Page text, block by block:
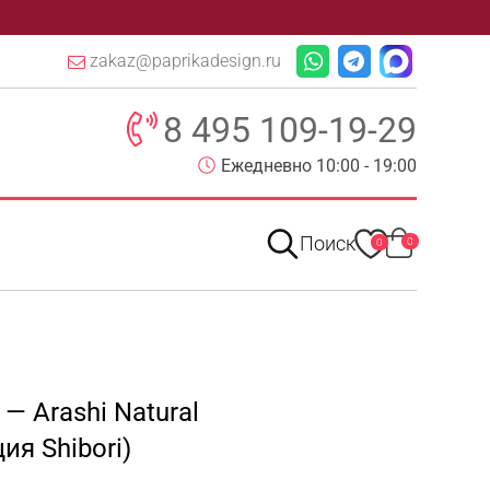
zakaz@paprikadesign.ru
8 495 109-19-29
Ежедневно 10:00 - 19:00
Поиск 0 0
Arashi Natural
Shibori)